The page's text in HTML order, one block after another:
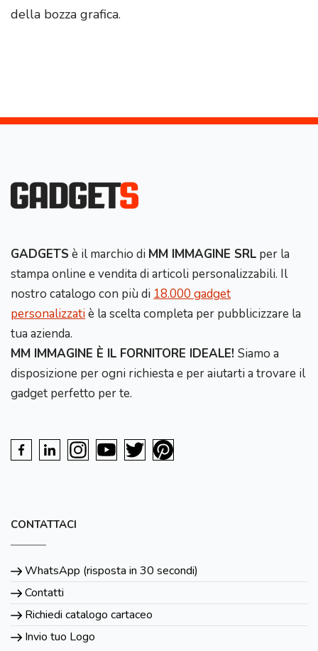
della bozza grafica.
GADGETS è il marchio di MM IMMAGINE SRL per la
stampa online e vendita di articoli personalizzabili. Il
nostro catalogo con più di 18.000 gadget
personalizzatiè la scelta completa per pubblicizzare la
tua azienda.
MM IMMAGINE È IL FORNITORE IDEALE! Siamo a
disposizione per ogni richiesta e per aiutarti a trovare il
gadget perfetto per te.
CONTATTACI
WhatsApp (risposta in 30 secondi)
Contatti
Richiedi catalogo cartaceo
Invio tuo Logo